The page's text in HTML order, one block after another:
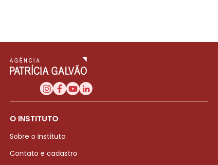
O INSTITUTO
Sobre o Instituto
Contato e cadastro